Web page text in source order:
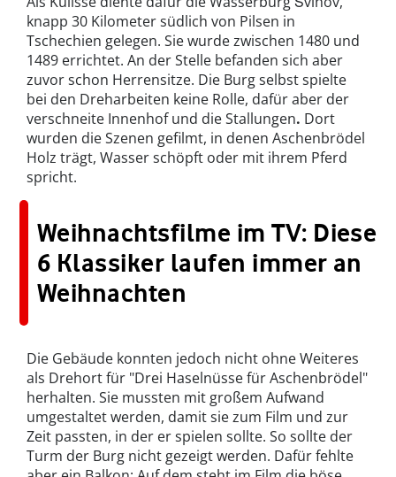
knapp 30 Kilometer südlich von Pilsen in
Tschechien gelegen. Sie wurde zwischen 1480 und
1489 errichtet. An der Stelle befanden sich aber
zuvor schon Herrensitze. Die Burg selbst spielte
bei den Dreharbeiten keine Rolle, dafür aber der
verschneite Innenhof und die Stallungen. Dort
wurden die Szenen gefilmt, in denen Aschenbrödel
Holz trägt, Wasser schöpft oder mit ihrem Pferd
spricht.
Weihnachtsfilme im TV: Diese
6 Klassiker laufen immer an
Weihnachten
Die Gebäude konnten jedoch nicht ohne Weiteres
als Drehort für "Drei Haselnüsse für Aschenbrödel"
herhalten. Sie mussten mit großem Aufwand
umgestaltet werden, damit sie zum Film und zur
Zeit passten, in der er spielen sollte. So sollte der
Turm der Burg nicht gezeigt werden. Dafür fehlte